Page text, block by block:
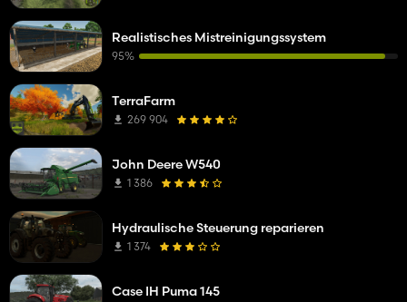
Realistisches Mistreinigungssystem
95%
TerraFarm
269 904
John Deere W540
1 386
Hydraulische Steuerung reparieren
1 374
Case IH Puma 145